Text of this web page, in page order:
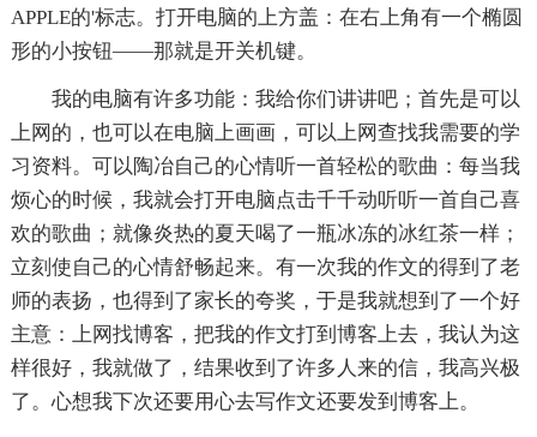
APPLE的'标志。打开电脑的上方盖：在右上角有一个椭圆
形的小按钮——那就是开关机键。
我的电脑有许多功能：我给你们讲讲吧；首先是可以
上网的，也可以在电脑上画画，可以上网查找我需要的学
习资料。可以陶冶自己的心情听一首轻松的歌曲：每当我
烦心的时候，我就会打开电脑点击千千动听听一首自己喜
欢的歌曲；就像炎热的夏天喝了一瓶冰冻的冰红茶一样；
立刻使自己的心情舒畅起来。有一次我的作文的得到了老
师的表扬，也得到了家长的夸奖，于是我就想到了一个好
主意：上网找博客，把我的作文打到博客上去，我认为这
样很好，我就做了，结果收到了许多人来的信，我高兴极
了。心想我下次还要用心去写作文还要发到博客上。